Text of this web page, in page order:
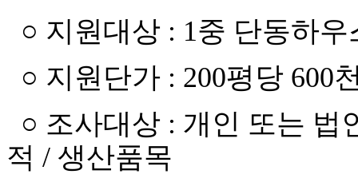
○ 지원대상 : 1중 단동하우
○ 지원단가 : 200평당 600
○ 조사대상 : 개인 또는 법
적 / 생산품목